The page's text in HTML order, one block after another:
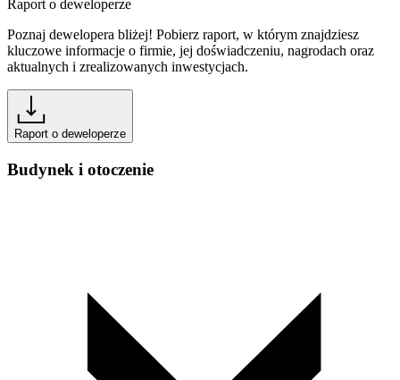
Raport o deweloperze
Poznaj dewelopera bliżej! Pobierz raport, w którym znajdziesz
kluczowe informacje o firmie, jej doświadczeniu, nagrodach oraz
aktualnych i zrealizowanych inwestycjach.
Raport o deweloperze
Budynek i otoczenie